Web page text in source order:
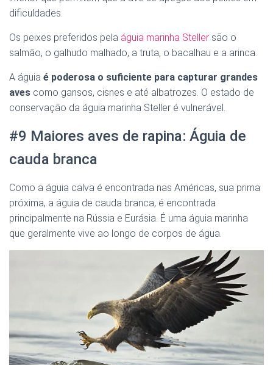
dificuldades.
Os peixes preferidos pela águia marinha Steller são o
salmão, o galhudo malhado, a truta, o bacalhau e a arinca.
A águia é poderosa o suficiente para capturar grandes
aves como gansos, cisnes e até albatrozes. O estado de
conservação da águia marinha Steller é vulnerável.
#9 Maiores aves de rapina: Águia de
cauda branca
Como a águia calva é encontrada nas Américas, sua prima
próxima, a águia de cauda branca, é encontrada
principalmente na Rússia e Eurásia. É uma águia marinha
que geralmente vive ao longo de corpos de água.